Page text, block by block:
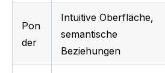
Pon
der
Intuitive Oberfläche,
semantische
Beziehungen